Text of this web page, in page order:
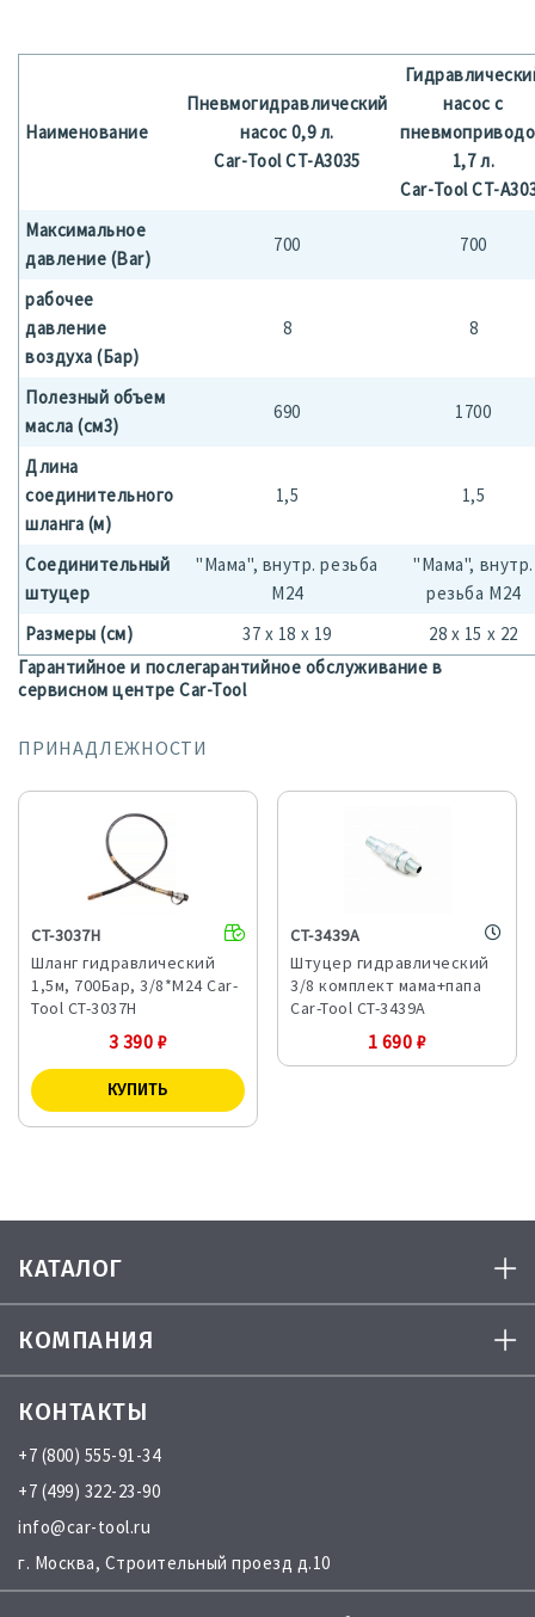
Наименование
Пневмогидравлический
насос 0,9 л.
Car-Tool CT-A3035
насос с
1,7 л.
Car-Tool CT-
Максимальное
давление (Bar)
700 700
рабочее
давление
воздуха (Бар)
8 8
Полезный объем
масла (см3)
690 1700
Длина
соединительного
шланга (м)
1,5 1,5
Соединительный
штуцер
"Мама", внутр. резьба
М24
"Мама", внутр.
резьба М24
Размеры (см)
37 х 18 х 19
28 х 15 х 22
Гарантийное и послегарантийное обслуживание в
сервисном центре Car-Tool
ПРИНАДЛЕЖНОСТИ
CT-3037H
Шланг гидравлический
1,5м, 700Бар, 3/8*М24 Car-
Tool CT-3037H
3 390 ₽
CT-3439A
Штуцер гидравлический
3/8 комплект мама+папа
Car-Tool CT-3439A
1 690 ₽
КАТАЛОГ
КОМПАНИЯ
КОНТАКТЫ
+7 (800) 555-91-34
+7 (499) 322-23-90
info@car-tool.ru
г. Москва, Строительный проезд д.10